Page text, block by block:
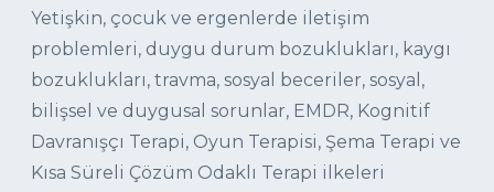
Yetişkin, çocuk ve ergenlerde iletişim
problemleri, duygu durum bozuklukları, kaygı
bozuklukları, travma, sosyal beceriler, sosyal,
bilişsel ve duygusal sorunlar, EMDR, Kognitif
Davranışçı Terapi, Oyun Terapisi, Şema Terapi ve
Kısa Süreli Çözüm Odaklı Terapi ilkeleri